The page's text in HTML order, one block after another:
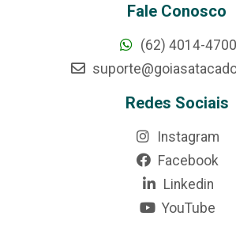
Fale Conosco
(62) 4014-4700
Redes Sociais
Instagram
Facebook
Linkedin
YouTube